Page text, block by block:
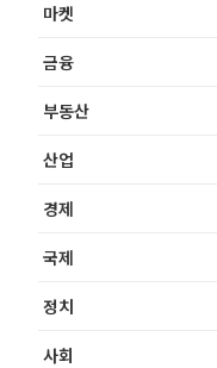
마켓
금융
부동산
산업
경제
국제
정치
사회